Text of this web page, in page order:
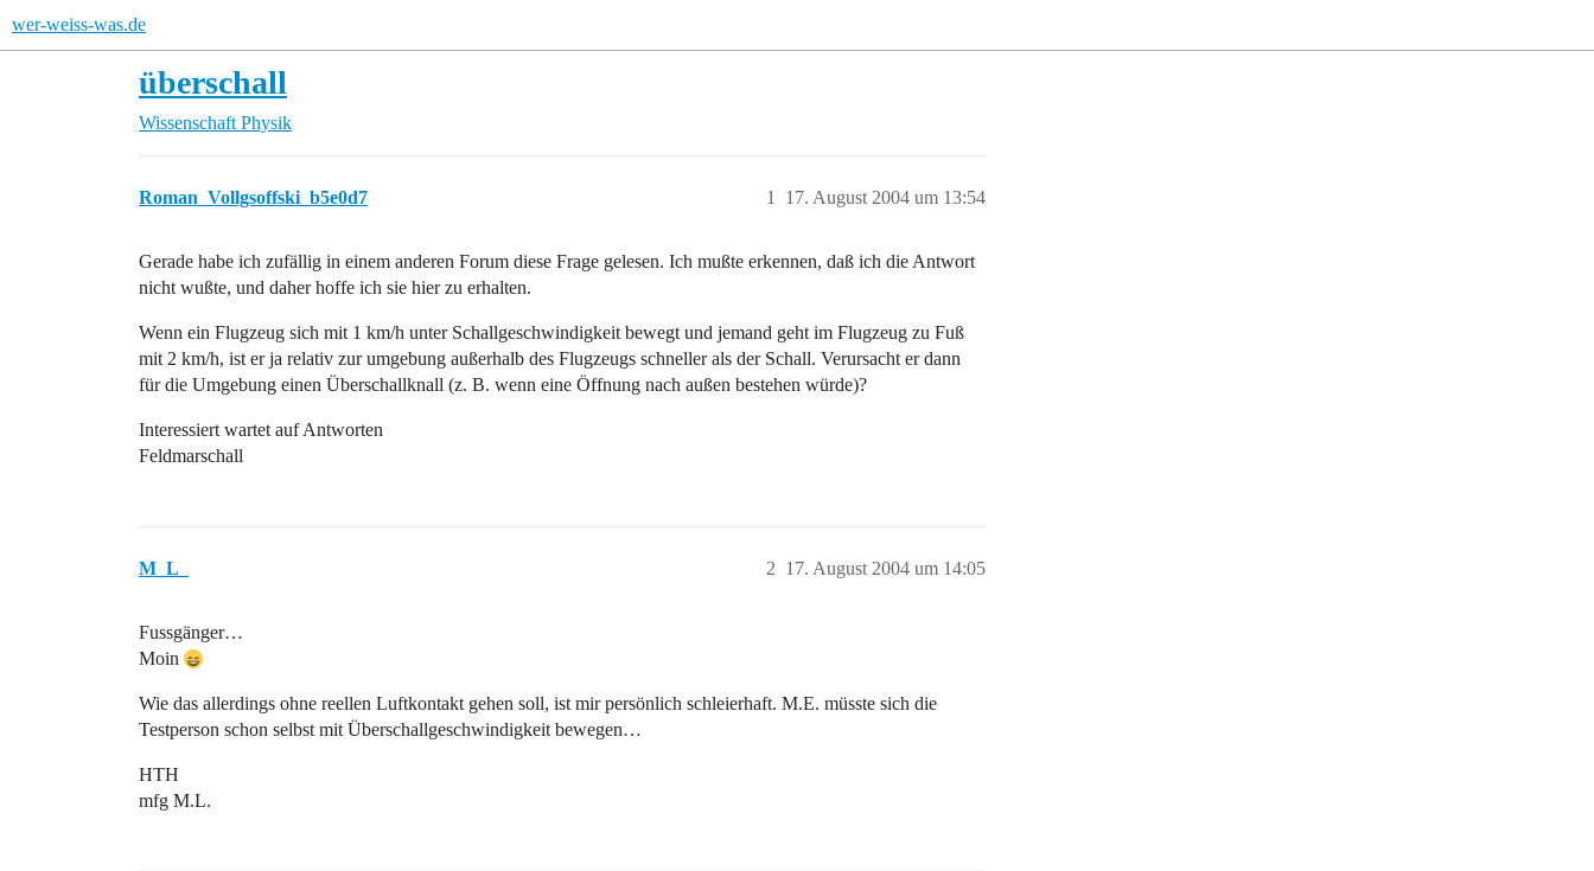
wer-weiss-was.de
überschall
Wissenschaft Physik
Roman_Vollgsoffski_b5e0d7 17. August 2004 um 13:54
1
Gerade habe ich zufällig in einem anderen Forum diese Frage gelesen. Ich mußte erkennen, daß ich die Antwort
nicht wußte, und daher hoffe ich sie hier zu erhalten.
Wenn ein Flugzeug sich mit 1 km/h unter Schallgeschwindigkeit bewegt und jemand geht im Flugzeug zu Fuß
mit 2 km/h, ist er ja relativ zur umgebung außerhalb des Flugzeugs schneller als der Schall. Verursacht er dann
für die Umgebung einen Überschallknall (z. B. wenn eine Öffnung nach außen bestehen würde)?
Interessiert wartet auf Antworten
Feldmarschall
M_L_ 17. August 2004 um 14:05
2
Fussgänger…
Moin
Wie das allerdings ohne reellen Luftkontakt gehen soll, ist mir persönlich schleierhaft. M.E. müsste sich die
Testperson schon selbst mit Überschallgeschwindigkeit bewegen…
HTH
mfg M.L.